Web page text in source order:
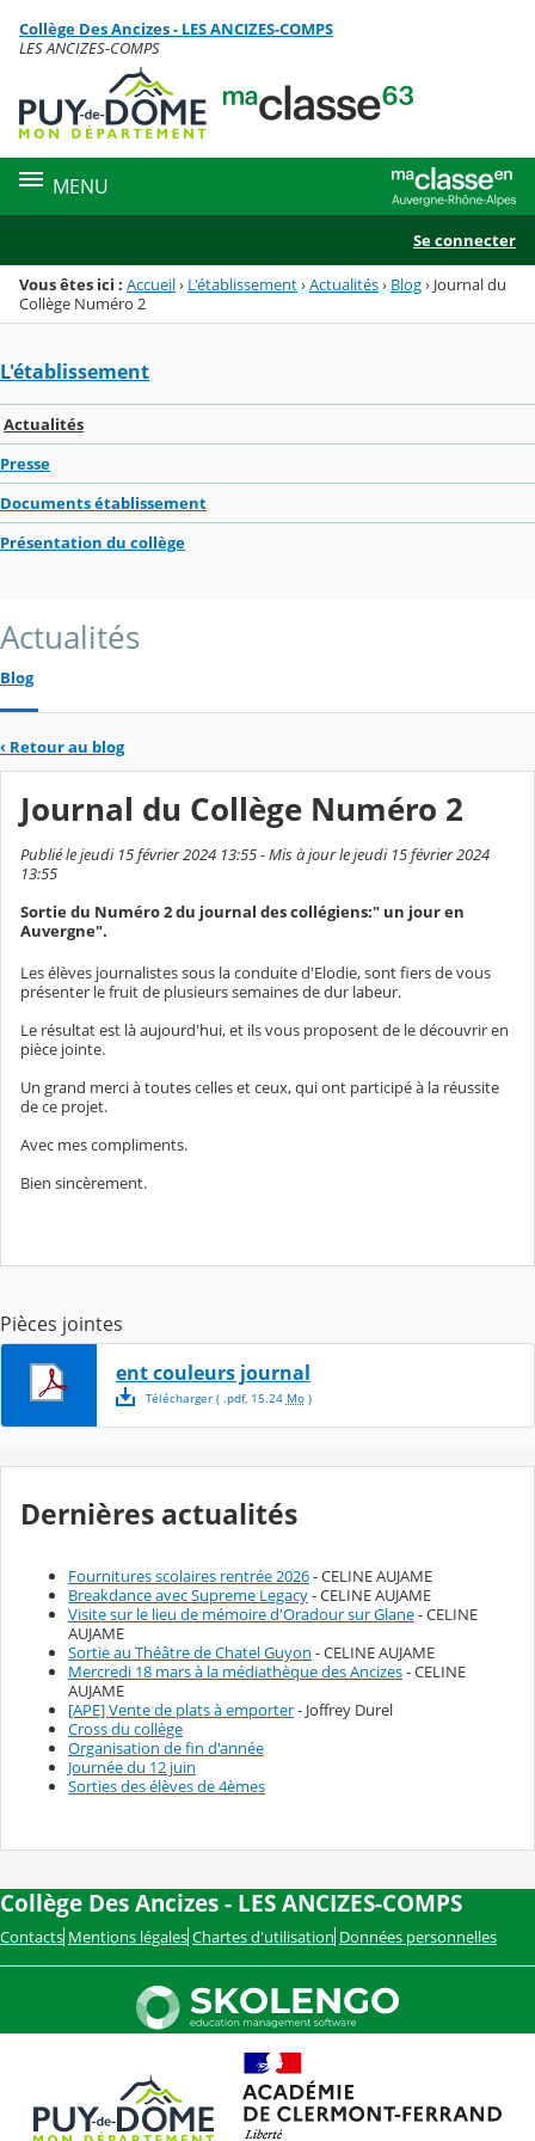
Menu de la rubrique
Contenu
Collège Des Ancizes - LES ANCIZES-COMPS
LES ANCIZES-COMPS
MENU
Se connecter
Vous êtes ici : Accueil› L'établissement›Actualités› Blog› Journal du
Collège Numéro 2
L'établissement
Actualités
Presse
Documents établissement
Présentation du collège
Actualités
Blog
‹ Retour au blog
Journal du Collège Numéro 2
Publié le jeudi 15 février 2024 13:55 - Mis à jour le jeudi 15 février 2024
13:55
Sortie du Numéro 2 du journal des collégiens:" un jour en
Auvergne".
Les élèves journalistes sous la conduite d'Elodie, sont fiers de vous
présenter le fruit de plusieurs semaines de dur labeur.
Le résultat est là aujourd'hui, et ils vous proposent de le découvrir en
pièce jointe.
Un grand merci à toutes celles et ceux, qui ont participé à la réussite
de ce projet.
Avec mes compliments.
Bien sincèrement.
Pièces jointes
ent couleurs journal
Télécharger( .pdf, 15.24 Mo)
Dernières actualités
Fournitures scolaires rentrée 2026- CELINE AUJAME
Breakdance avec Supreme Legacy- CELINE AUJAME
Visite sur le lieu de mémoire d'Oradour sur Glane- CELINE
AUJAME
Sortie au Théâtre de Chatel Guyon - CELINE AUJAME
Mercredi 18 mars à la médiathèque des Ancizes- CELINE
AUJAME
[APE] Vente de plats à emporter- Joffrey Durel
Cross du collège
Organisation de fin d'année
Journée du 12 juin
Sorties des élèves de 4èmes
Collège Des Ancizes - LES ANCIZES-COMPS
Contacts Mentions légales Chartes d'utilisation Données personnelles